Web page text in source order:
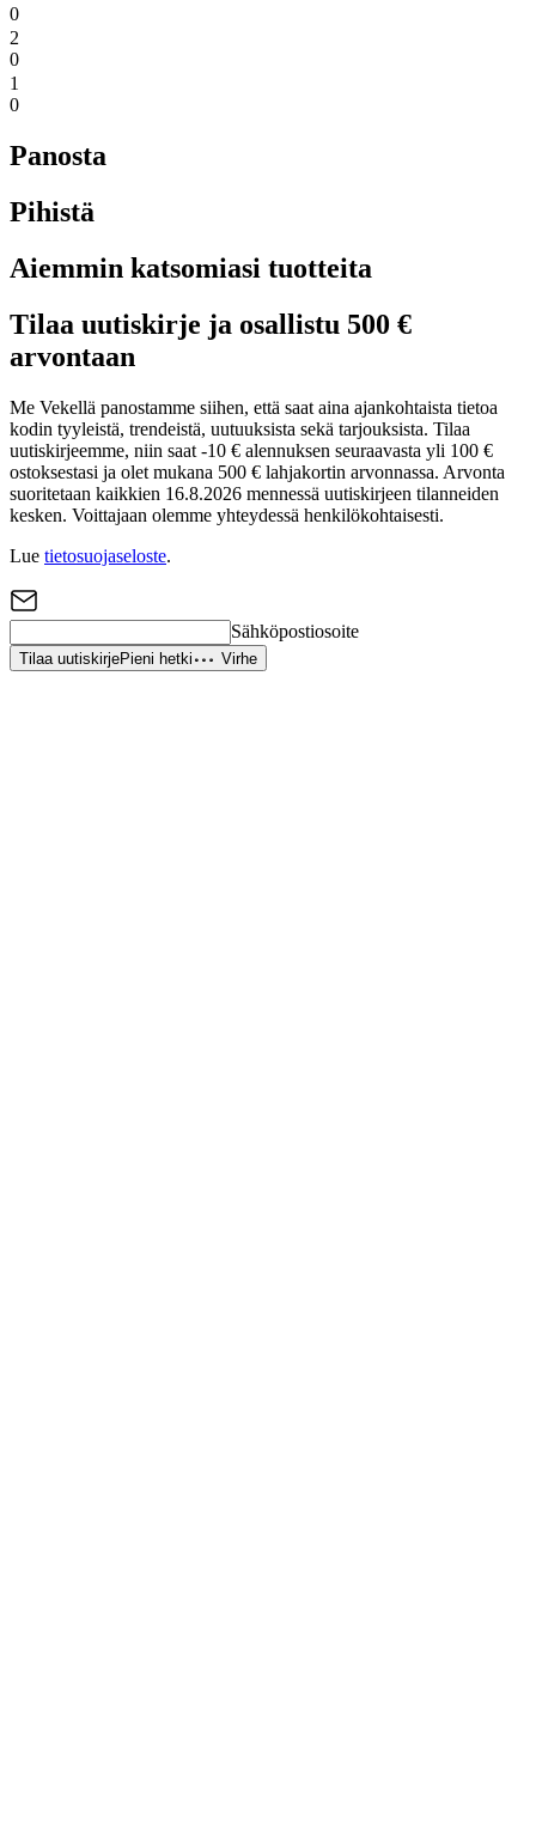
0
2
0
1
0
Panosta
Pihistä
Aiemmin katsomiasi tuotteita
Tilaa uutiskirje ja osallistu 500 €
arvontaan
Me Vekellä panostamme siihen, että saat aina ajankohtaista tietoa
kodin tyyleistä, trendeistä, uutuuksista sekä tarjouksista. Tilaa
uutiskirjeemme, niin saat -10 € alennuksen seuraavasta yli 100 €
ostoksestasi ja olet mukana 500 € lahjakortin arvonnassa. Arvonta
suoritetaan kaikkien 16.8.2026 mennessä uutiskirjeen tilanneiden
kesken. Voittajaan olemme yhteydessä henkilökohtaisesti.
Lue tietosuojaseloste.
Sähköpostiosoite
Tilaa uutiskirjePieni hetki Virhe